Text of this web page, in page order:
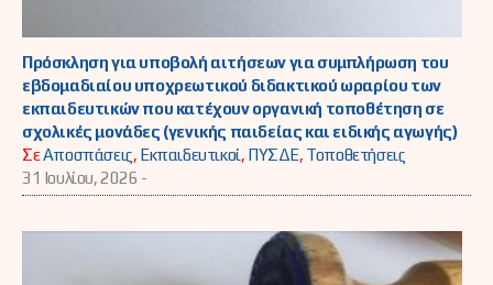
Πρόσκληση για υποβολή αιτήσεων για συμπλήρωση του
εβδομαδιαίου υποχρεωτικού διδακτικού ωραρίου των
εκπαιδευτικών που κατέχουν οργανική τοποθέτηση σε
σχολικές μονάδες (γενικής παιδείας και ειδικής αγωγής)
ΣεΑποσπάσεις, Εκπαιδευτικοί, ΠΥΣΔΕ, Τοποθετήσεις
31 Ιουλίου, 2026 -